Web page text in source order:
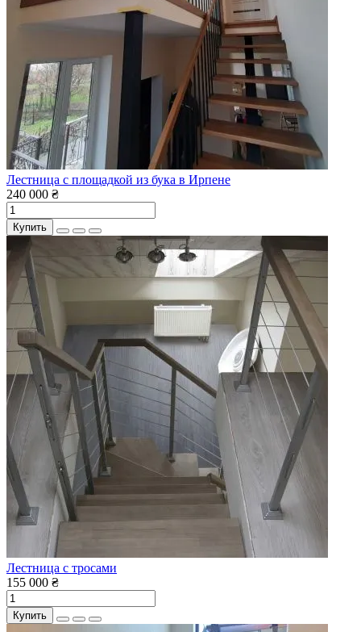
Лестница с площадкой из бука в Ирпене
240 000 ₴
Купить
Лестница с тросами
155 000 ₴
Купить